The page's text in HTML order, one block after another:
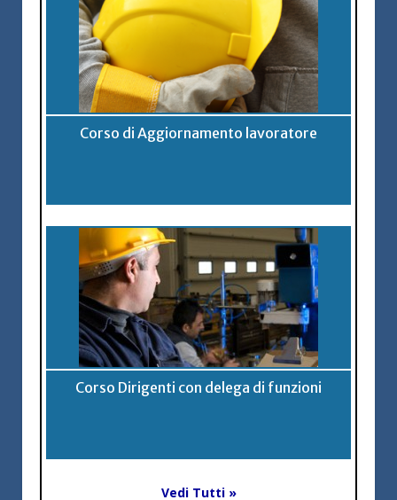
Corso di Aggiornamento lavoratore
Corso Dirigenti con delega di funzioni
Vedi Tutti »